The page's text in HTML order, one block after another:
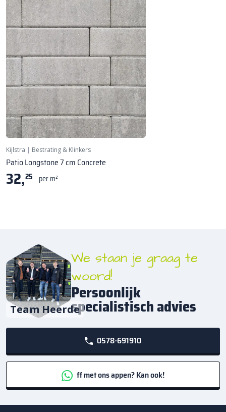
Kijlstra | Bestrating & Klinkers
Patio Longstone 7 cm Concrete
32,25 per m²
Team Heerde
We staan je graag te
woord!
Persoonlijk
specialistisch advies
0578-691910
ff met ons appen? Kan ook!